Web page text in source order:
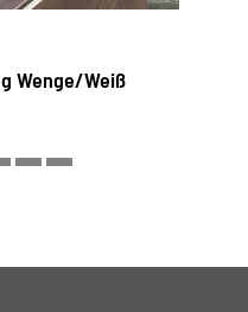
Wenge/Weiß